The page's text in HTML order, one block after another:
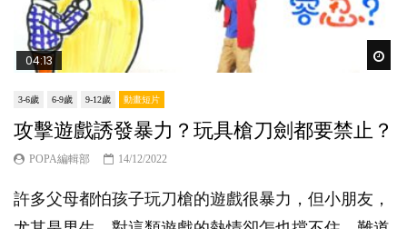
04:13
3-6歲 6-9歲 9-12歲 動畫短片
攻擊遊戲誘發暴力？玩具槍刀劍都要禁止？
POPA編輯部 14/12/2022
許多父母都怕孩子玩刀槍的遊戲很暴力，但小朋友，